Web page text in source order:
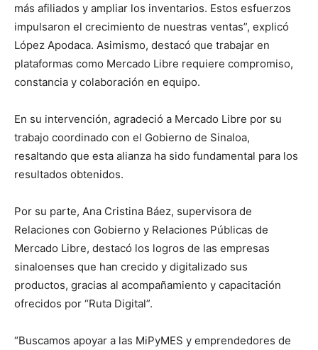
más afiliados y ampliar los inventarios. Estos esfuerzos
impulsaron el crecimiento de nuestras ventas”, explicó
López Apodaca. Asimismo, destacó que trabajar en
plataformas como Mercado Libre requiere compromiso,
constancia y colaboración en equipo.
En su intervención, agradeció a Mercado Libre por su
trabajo coordinado con el Gobierno de Sinaloa,
resaltando que esta alianza ha sido fundamental para los
resultados obtenidos.
Por su parte, Ana Cristina Báez, supervisora de
Relaciones con Gobierno y Relaciones Públicas de
Mercado Libre, destacó los logros de las empresas
sinaloenses que han crecido y digitalizado sus
productos, gracias al acompañamiento y capacitación
ofrecidos por “Ruta Digital”.
“Buscamos apoyar a las MiPyMES y emprendedores de